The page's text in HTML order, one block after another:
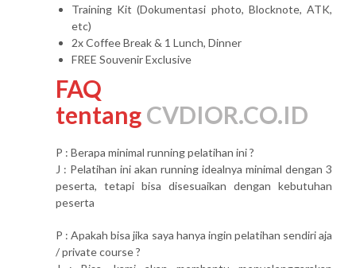
Training Kit (Dokumentasi photo, Blocknote, ATK,
etc)
2x Coffee Break & 1 Lunch, Dinner
FREE Souvenir Exclusive
FAQ
tentangCVDIOR.CO.ID
P : Berapa minimal running pelatihan ini ?
J : Pelatihan ini akan running idealnya minimal dengan 3
peserta, tetapi bisa disesuaikan dengan kebutuhan
peserta
P : Apakah bisa jika saya hanya ingin pelatihan sendiri aja
/ private course ?